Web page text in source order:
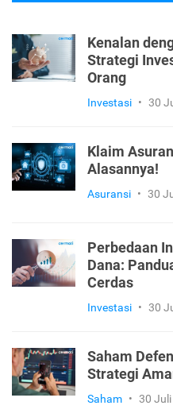
Kenalan
Strategi
Orang
Investasi • 30
Klaim
Alasannya!
Asuransi • 30
Perbedaan
Dana:
Cerdas
Investasi • 30
Saham
Strategi
Saham • 30